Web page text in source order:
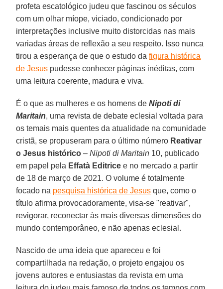
profeta escatológico judeu que fascinou os séculos
com um olhar míope, viciado, condicionado por
interpretações inclusive muito distorcidas nas mais
variadas áreas de reflexão a seu respeito. Isso nunca
tirou a esperança de que o estudo dafigura histórica
de Jesus pudesse conhecer páginas inéditas, com
uma leitura coerente, madura e viva.
É o que as mulheres e os homens deNipoti di
Maritain, uma revista de debate eclesial voltada para
os temais mais quentes da atualidade na comunidade
cristã, se propuseram para o último número Reativar
o Jesus histórico –Nipoti di Maritain 10, publicado
em papel pela Effatà Editrice e no mercado a partir
de 18 de março de 2021. O volume é totalmente
focado na pesquisa histórica de Jesus que, como o
título afirma provocadoramente, visa-se "reativar",
revigorar, reconectar às mais diversas dimensões do
mundo contemporâneo, e não apenas eclesial.
Nascido de uma ideia que apareceu e foi
compartilhada na redação, o projeto engajou os
jovens autores e entusiastas da revista em uma